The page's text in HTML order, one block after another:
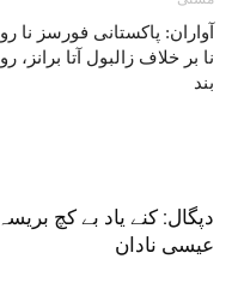
آواران: پاکستانی فورسز نا
نا بر خلاف زالبول آتا برانز،
بند
دپگال: کنے یاد بے کچ
عیسی نادان